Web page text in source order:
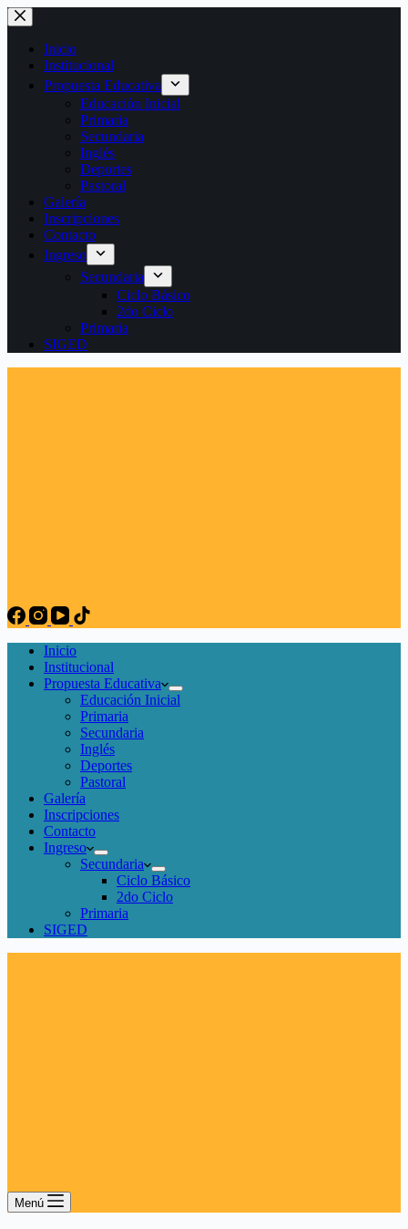
Saltar
al
contenido
Inicio
Institucional
Propuesta Educativa
Educación Inicial
Primaria
Secundaria
Inglés
Deportes
Pastoral
Galería
Inscripciones
Contacto
Ingreso
Secundaria
Ciclo Básico
2do Ciclo
Primaria
SIGED
Inicio
Institucional
Propuesta Educativa
Educación Inicial
Primaria
Secundaria
Inglés
Deportes
Pastoral
Galería
Inscripciones
Contacto
Ingreso
Secundaria
Ciclo Básico
2do Ciclo
Primaria
SIGED
Menú